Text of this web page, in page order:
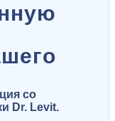
со
Dr. Levit.